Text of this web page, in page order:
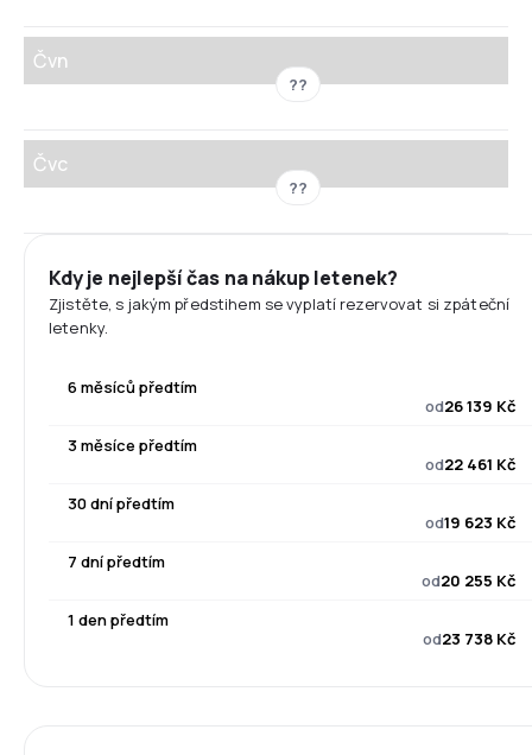
Čvn
??
Čvc
??
Kdy je nejlepší čas na nákup letenek?
Zjistěte, s jakým předstihem se vyplatí rezervovat si zpáteční
letenky.
6 měsíců předtím
od26 139 Kč
3 měsíce předtím
od22 461 Kč
30 dní předtím
od19 623 Kč
7 dní předtím
od20 255 Kč
1 den předtím
od23 738 Kč